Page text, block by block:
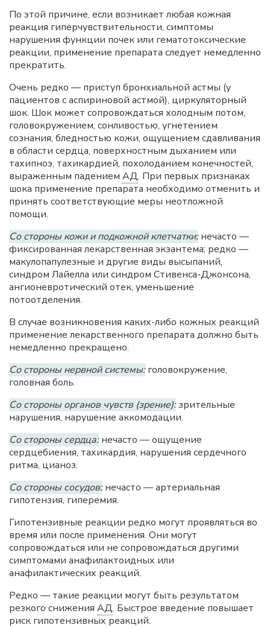
По этой причине, если возникает любая кожная
реакция гиперчувствительности, симптомы
нарушения функции почек или гематотоксические
реакции, применение препарата следует немедленно
прекратить.
Очень редко — приступ бронхиальной астмы (у
пациентов с аспириновой астмой), циркуляторный
шок. Шок может сопровождаться холодным потом,
головокружением, сонливостью, угнетением
сознания, бледностью кожи, ощущением сдавливания
в области сердца, поверхностным дыханием или
тахипноэ, тахикардией, похолоданием конечностей,
выраженным падением АД. При первых признаках
шока применение препарата необходимо отменить и
принять соответствующие меры неотложной
помощи.
Со стороны кожи и подкожной клетчатки:нечасто —
фиксированная лекарственная экзантема; редко —
макулопапулезные и другие виды высыпаний,
синдром Лайелла или синдром Стивенса-Джонсона,
ангионевротический отек, уменьшение
потоотделения.
В случае возникновения каких-либо кожных реакций
применение лекарственного препарата должно быть
немедленно прекращено.
Со стороны нервной системы:головокружение,
головная боль.
Со стороны органов чувств (зрение):зрительные
нарушения, нарушение аккомодации.
Со стороны сердца:нечасто — ощущение
сердцебиения, тахикардия, нарушения сердечного
ритма, цианоз.
Со стороны сосудов:нечасто — артериальная
гипотензия, гиперемия.
Гипотензивные реакции редко могут проявляться во
время или после применения. Они могут
сопровождаться или не сопровождаться другими
симптомами анафилактоидных или
анафилактических реакций.
Редко — такие реакции могут быть результатом
резкого снижения АД. Быстрое введение повышает
риск гипотензивных реакций.